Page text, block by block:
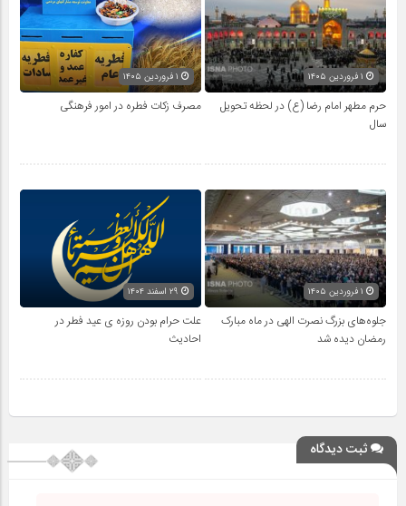
حرم مطهر امام رضا (ع) در لحظه تحویل
سال
مصرف زکات فطره در امور فرهنگی
جلوه‌های بزرگ نصرت الهی در ماه مبارک
رمضان دیده شد
علت حرام بودن روزه ی عید فطر در
احادیث
ثبت دیدگاه